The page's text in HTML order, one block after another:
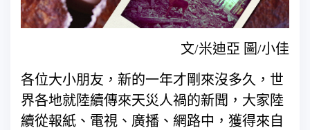
文/米迪亞 圖/小佳
各位大小朋友，新的一年才剛來沒多久，世
界各地就陸續傳來天災人禍的新聞，大家陸
續從報紙、電視、廣播、網路中，獲得來自